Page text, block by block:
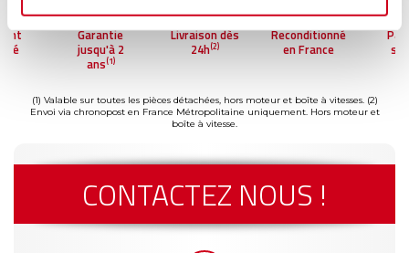
Garantie
jusqu'à 2
ans(1)
Livraison dès
24h(2)
Reconditionné
en France
(1) Valable sur toutes les pièces détachées, hors moteur et boîte à vitesses. (2)
Envoi via chronopost en France Métropolitaine uniquement. Hors moteur et
boîte à vitesse.
CONTACTEZ NOUS !